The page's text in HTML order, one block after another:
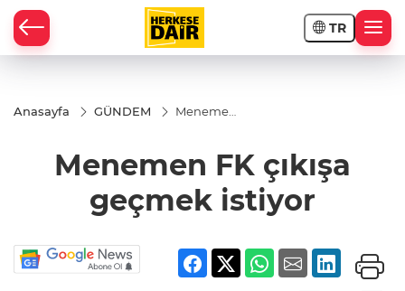
TR
Anasayfa GÜNDEM
Menemen
Menemen FK çıkışa
geçmek istiyor